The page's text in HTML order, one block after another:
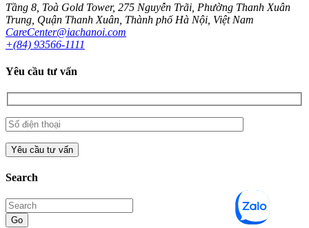
Tầng 8, Toà Gold Tower, 275 Nguyễn Trãi, Phường Thanh Xuân
Trung, Quận Thanh Xuân, Thành phố Hà Nội, Việt Nam
CareCenter@iachanoi.com
+(84) 93566-1111
Yêu cầu tư vấn
Search
Go